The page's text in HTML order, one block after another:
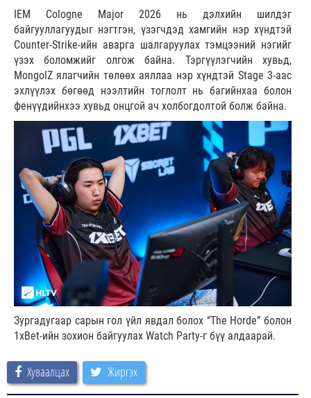
IEM Cologne Major 2026 нь дэлхийн шилдэг
байгууллагуудыг нэгтгэн, үзэгчдэд хамгийн нэр хүндтэй
Counter-Strike-ийн аварга шалгаруулах тэмцээний нэгийг
үзэх боломжийг олгож байна. Тэргүүлэгчийн хувьд,
MongolZ ялагчийн төлөөх аяллаа нэр хүндтэй Stage 3-аас
эхлүүлэх бөгөөд нээлтийн тоглолт нь багийнхаа болон
фенүүдийнхээ хувьд онцгой ач холбогдолтой болж байна.
Зургадугаар сарын гол үйл явдал болох “The Horde” болон
1xBet-ийн зохион байгуулах Watch Party-г бүү алдаарай.
Хуваалцах Жиргэх